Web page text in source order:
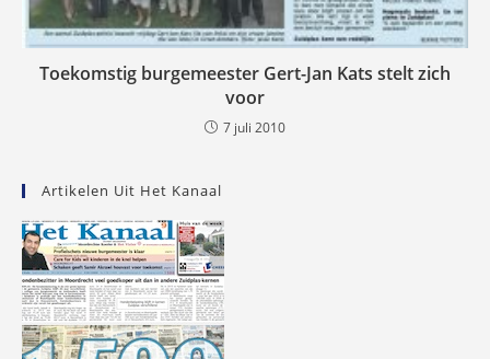
Toekomstig burgemeester Gert-Jan Kats stelt zich
voor
7 juli 2010
Artikelen Uit Het Kanaal